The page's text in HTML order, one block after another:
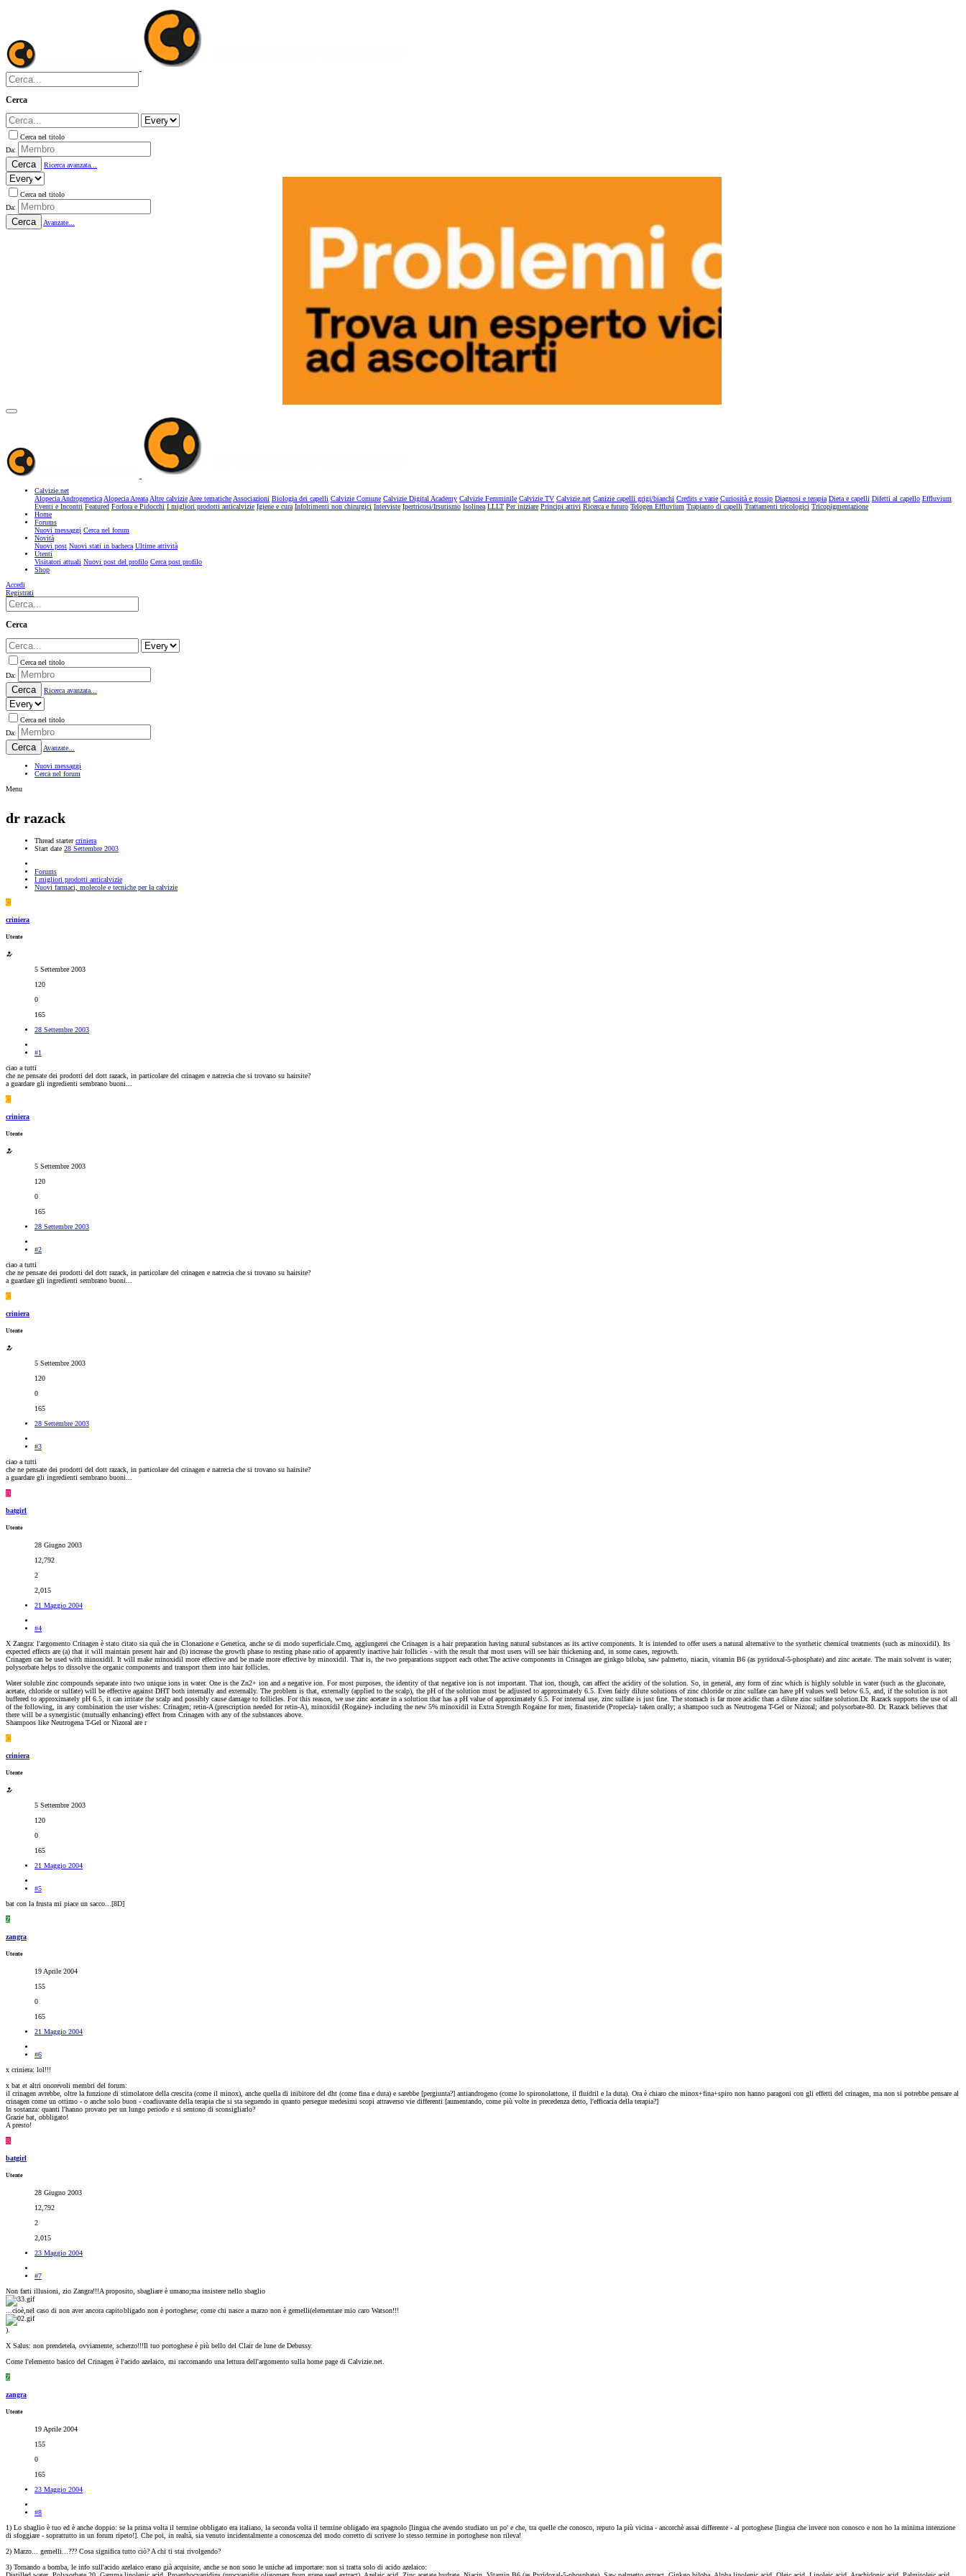
Cerca
Cerca nel titolo
Da:
Cerca Ricerca avanzata...
Cerca nel titolo
Da:
Cerca Avanzate...
Calvizie.net
Alopecia AndrogeneticaAlopecia AreataAltre calvizieAree tematicheAssociazioni Biologia dei capelli Calvizie Comune Calvizie Digital Academy Calvizie Femminile Calvizie TV Calvizie.net Canizie capelli grigi/bianchi Credits e varie Curiosità e gossip Diagnosi e terapia Dieta e capelli Difetti al capello Effluvium
Eventi e Incontri Featured Forfora e Pidocchi I migliori prodotti anticalvizie Igiene e cura Infoltimenti non chirurgici Interviste Ipertricosi/Irsutismo Isolinea LLLT Per iniziare Principi attivi Ricerca e futuro Telogen Effluvium Trapianto di capelli Trattamenti tricologici Tricopigmentazione
Home
Forums
Nuovi messaggi Cerca nel forum
Novità
Nuovi post Nuovi stati in bacheca Ultime attività
Utenti
Visitatori attuali Nuovi post del profilo Cerca post profilo
Shop
Accedi
Registrati
Cerca
Cerca nel titolo
Da:
Cerca Ricerca avanzata...
Cerca nel titolo
Da:
Cerca Avanzate...
Nuovi messaggi
Cerca nel forum
Menu
dr razack
Thread starter criniera
Start date 28 Settembre 2003
Forums
I migliori prodotti anticalvizie
Nuovi farmaci, molecole e tecniche per la calvizie
C
criniera
Utente
5 Settembre 2003
120
0
165
28 Settembre 2003
#1
ciao a tutti
che ne pensate dei prodotti del dott razack, in particolare del crinagen e natrecia che si trovano su hairsite?
a guardare gli ingredienti sembrano buoni...
C
criniera
Utente
5 Settembre 2003
120
0
165
28 Settembre 2003
#2
ciao a tutti
che ne pensate dei prodotti del dott razack, in particolare del crinagen e natrecia che si trovano su hairsite?
a guardare gli ingredienti sembrano buoni...
C
criniera
Utente
5 Settembre 2003
120
0
165
28 Settembre 2003
#3
ciao a tutti
che ne pensate dei prodotti del dott razack, in particolare del crinagen e natrecia che si trovano su hairsite?
a guardare gli ingredienti sembrano buoni...
B
batgirl
Utente
28 Giugno 2003
12,792
2
2,015
21 Maggio 2004
#4
X Zangra: l'argomento Crinagen è stato citato sia quà che in Clonazione e Genetica, anche se di modo superficiale.Cmq, aggiungerei che Crinagen is a hair preparation having natural substances as its active components. It is intended to offer users a natural alternative to the synthetic chemical treatments (such as minoxidil). Its
expected effects are (a) that it will maintain present hair and (b) increase the growth phase to resting phase ratio of apparently inactive hair follicles - with the result that most users will see hair thickening and, in some cases, regrowth.
Crinagen can be used with minoxidil. It will make minoxidil more effective and be made more effective by minoxidil. That is, the two preparations support each other.The active components in Crinagen are ginkgo biloba, saw palmetto, niacin, vitamin B6 (as pyridoxal-5-phosphate) and zinc acetate. The main solvent is water;
polysorbate helps to dissolve the organic components and transport them into hair follicles.
Water soluble zinc compounds separate into two unique ions in water. One is the Zn2+ ion and a negative ion. For most purposes, the identity of that negative ion is not important. That ion, though, can affect the acidity of the solution. So, in general, any form of zinc which is highly soluble in water (such as the gluconate,
acetate, chloride or sulfate) will be effective against DHT both internally and externally. The problem is that, externally (applied to the scalp), the pH of the solution must be adjusted to approximately 6.5. Even fairly dilute solutions of zinc chloride or zinc sulfate can have pH values well below 6.5, and, if the solution is not
buffered to approximately pH 6.5, it can irritate the scalp and possibly cause damage to follicles. For this reason, we use zinc acetate in a solution that has a pH value of approximately 6.5. For internal use, zinc sulfate is just fine. The stomach is far more acidic than a dilute zinc sulfate solution.Dr. Razack supports the use of all
of the following, in any combination the user wishes: Crinagen; retin-A (prescription needed for retin-A), minoxidil (Rogaine)- including the new 5% minoxidil in Extra Strength Rogaine for men; finasteride (Propecia)- taken orally; a shampoo such as Neutrogena T-Gel or Nizoral; and polysorbate-80. Dr. Razack believes that
there will be a synergistic (mutually enhancing) effect from Crinagen with any of the substances above.
Shampoos like Neutrogena T-Gel or Nizoral are r
C
criniera
Utente
5 Settembre 2003
120
0
165
21 Maggio 2004
#5
bat con la frusta mi piace un sacco...[8D]
Z
zangra
Utente
19 Aprile 2004
155
0
165
21 Maggio 2004
#6
x criniera: lol!!!
x bat et altri onorevoli membri del forum:
il crinagen avrebbe, oltre la funzione di stimolatore della crescita (come il minox), anche quella di inibitore del dht (come fina e duta) e sarebbe [pergiunta?] antiandrogeno (come lo spironolattone, il fluidril e la duta). Ora è chiaro che minox+fina+spiro non hanno paragoni con gli effetti del crinagen, ma non si potrebbe pensare al
crinagen come un ottimo - o anche solo buon - coadiuvante della terapia che si sta seguendo in quanto persegue medesimi scopi attraverso vie differenti [aumentando, come più volte in precedenza detto, l'efficacia della terapia?]
In sostanza: quanti l'hanno provato per un lungo periodo e si sentono di sconsigliarlo?
Grazie bat, obbligato!
A presto!
B
batgirl
Utente
28 Giugno 2003
12,792
2
2,015
23 Maggio 2004
#7
Non farti illusioni, zio Zangra!!!A proposito, sbagliare è umano;ma insistere nello sbaglio
...cioè,nel caso di non aver ancora capitobligado non è portoghese; come chi nasce a marzo non è gemelli(elementare mio caro Watson!!!
).
X Salus: non prendetela, ovviamente, scherzo!!!Il tuo portoghese è più bello del Clair de lune de Debussy.
Come l'elemento basico del Crinagen è l'acido azelaico, mi raccomando una lettura dell'argomento sulla home page di Calvizie.net.
Z
zangra
Utente
19 Aprile 2004
155
0
165
23 Maggio 2004
#8
1) Lo sbaglio è tuo ed è anche doppio: se la prima volta il termine obbligato era italiano, la seconda volta il termine obligado era spagnolo [lingua che avendo studiato un po' e che, tra quelle che conosco, reputo la più vicina - ancorchè assai differente - al portoghese [lingua che invece non conosco e non ho la minima intenzione
di sfoggiare - soprattutto in un forum ripeto!]. Che poi, in realtà, sia venuto incidentalmente a conoscenza del modo corretto di scrivere lo stesso termine in portoghese non rileva!
2) Marzo... gemelli...??? Cosa significa tutto ciò? A chi ti stai rivolgendo?
3) Tornando a bomba, le info sull'acido azelaico erano già acquisite, anche se non sono le uniche ad importare: non si tratta solo di acido azelaico: